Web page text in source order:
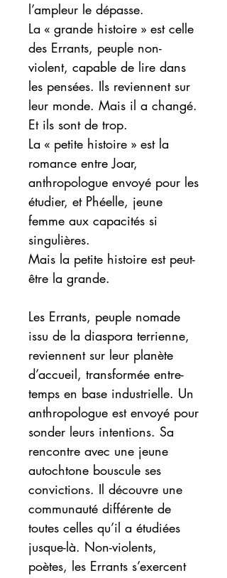
l’ampleur le dépasse.
La « grande histoire » est celle
des Errants, peuple non-
violent, capable de lire dans
les pensées. Ils reviennent sur
leur monde. Mais il a changé.
Et ils sont de trop.
La « petite histoire » est la
romance entre Joar,
anthropologue envoyé pour les
étudier, et Phéelle, jeune
femme aux capacités si
singulières.
Mais la petite histoire est peut-
être la grande.
Les Errants, peuple nomade
issu de la diaspora terrienne,
reviennent sur leur planète
d’accueil, transformée entre-
temps en base industrielle. Un
anthropologue est envoyé pour
sonder leurs intentions. Sa
rencontre avec une jeune
autochtone bouscule ses
convictions. Il découvre une
communauté différente de
toutes celles qu’il a étudiées
jusque-là. Non-violents,
poètes, les Errants s’exercent